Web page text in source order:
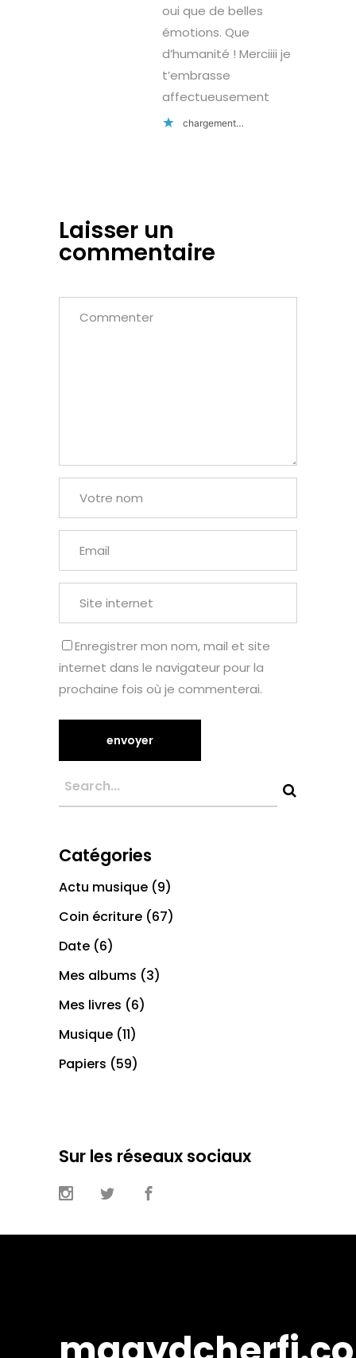
oui que de belles
émotions. Que
d’humanité ! Merciiii je
t’embrasse
affectueusement
chargement…
Laisser un
commentaire
Enregistrer mon nom, mail et site
internet dans le navigateur pour la
prochaine fois où je commenterai.
Catégories
Actu musique (9)
Coin écriture (67)
Date (6)
Mes albums (3)
Mes livres (6)
Musique (11)
Papiers (59)
Sur les réseaux sociaux